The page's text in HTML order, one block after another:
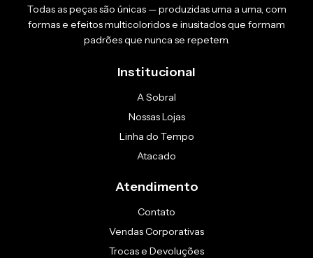
Todas as peças são únicas — produzidas uma a uma, com
formas e efeitos multicoloridos e inusitados que formam
padrões que nunca se repetem.
Institucional
A Sobral
Nossas Lojas
Linha do Tempo
Atacado
Atendimento
Contato
Vendas Corporativas
Trocas e Devoluções